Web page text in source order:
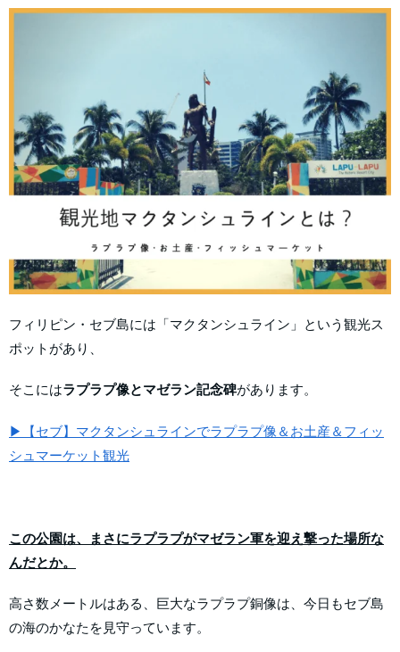
フィリピン・セブ島には「マクタンシュライン」という観光ス
ポットがあり、
そこにはラプラプ像とマゼラン記念碑があります。
▶【セブ】マクタンシュラインでラプラプ像＆お土産＆フィッ
シュマーケット観光
この公園は、まさにラプラプがマゼラン軍を迎え撃った場所な
んだとか。
高さ数メートルはある、巨大なラプラプ銅像は、今日もセブ島
の海のかなたを見守っています。